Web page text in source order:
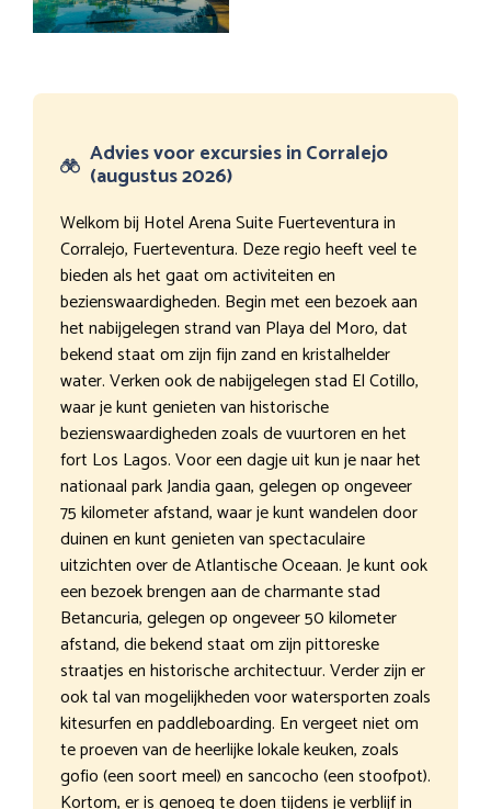
Advies voor excursies in Corralejo
(augustus 2026)
Welkom bij Hotel Arena Suite Fuerteventura in
Corralejo, Fuerteventura. Deze regio heeft veel te
bieden als het gaat om activiteiten en
bezienswaardigheden. Begin met een bezoek aan
het nabijgelegen strand van Playa del Moro, dat
bekend staat om zijn fijn zand en kristalhelder
water. Verken ook de nabijgelegen stad El Cotillo,
waar je kunt genieten van historische
bezienswaardigheden zoals de vuurtoren en het
fort Los Lagos. Voor een dagje uit kun je naar het
nationaal park Jandia gaan, gelegen op ongeveer
75 kilometer afstand, waar je kunt wandelen door
duinen en kunt genieten van spectaculaire
uitzichten over de Atlantische Oceaan. Je kunt ook
een bezoek brengen aan de charmante stad
Betancuria, gelegen op ongeveer 50 kilometer
afstand, die bekend staat om zijn pittoreske
straatjes en historische architectuur. Verder zijn er
ook tal van mogelijkheden voor watersporten zoals
kitesurfen en paddleboarding. En vergeet niet om
te proeven van de heerlijke lokale keuken, zoals
gofio (een soort meel) en sancocho (een stoofpot).
Kortom, er is genoeg te doen tijdens je verblijf in